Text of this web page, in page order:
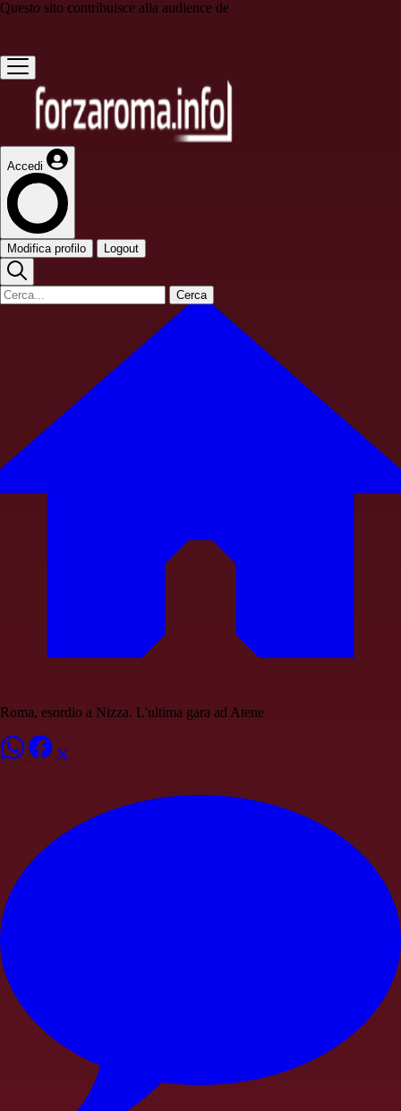
Questo sito contribuisce alla audience de
Accedi
Modifica profilo Logout
Cerca
Roma, esordio a Nizza. L'ultima gara ad Atene